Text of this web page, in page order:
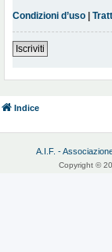
Condizioni d’uso |
Iscriviti
Indice
A.I.F. -
Copyright ©